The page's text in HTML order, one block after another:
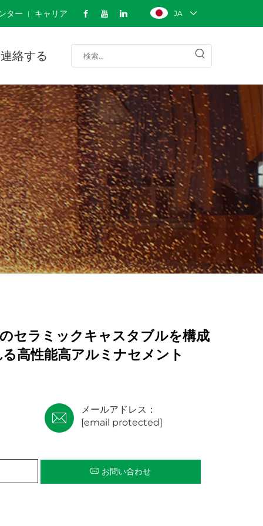
JA
ター キャリア
連絡する
セラミックキャスタブルを構成
高性能高アルミナセメント
メールアドレス：
[email protected]
お問い合わせ